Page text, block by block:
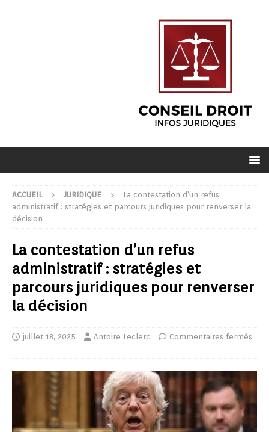
ACCUEIL JURIDIQUE
La contestation d’un refus
administratif : stratégies et parcours juridiques pour renverser la
décision
La contestation d’un refus
administratif : stratégies et
parcours juridiques pour renverser
la décision
juillet 18, 2025 Antoire Leclerc Commentaires fermés